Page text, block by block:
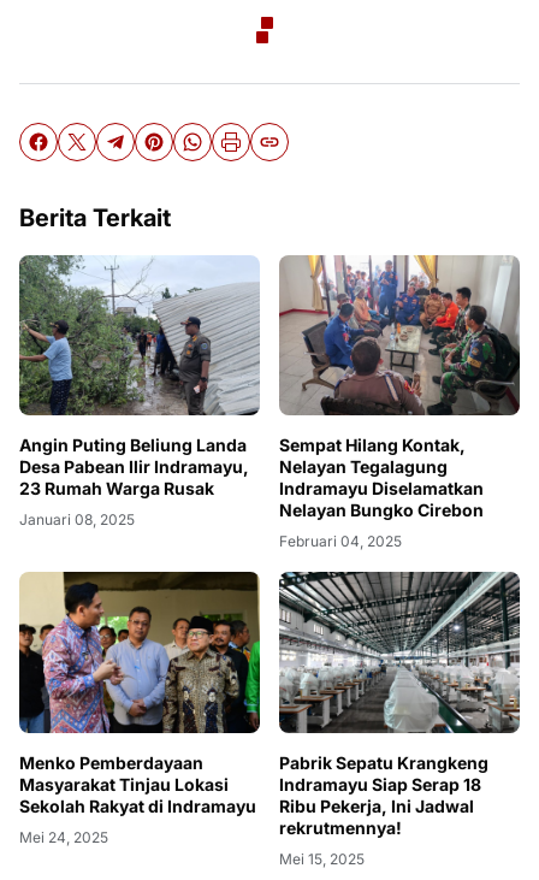
Berita Terkait
Angin Puting Beliung Landa
Desa Pabean Ilir Indramayu,
23 Rumah Warga Rusak
Januari 08, 2025
Sempat Hilang Kontak,
Nelayan Tegalagung
Indramayu Diselamatkan
Nelayan Bungko Cirebon
Februari 04, 2025
Menko Pemberdayaan
Masyarakat Tinjau Lokasi
Sekolah Rakyat di Indramayu
Mei 24, 2025
‎Pabrik Sepatu Krangkeng
Indramayu Siap Serap 18
Ribu Pekerja, Ini Jadwal
rekrutmennya!
Mei 15, 2025